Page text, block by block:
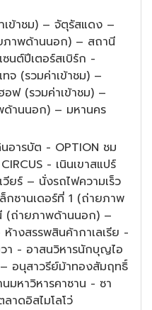
เข้าชม) – จัตุรัสแดง –
ภาพด้านนอก) – สถานี
นต์ปีเตอร์สเบิร์ก -
จ (รวมค่าเข้าชม) –
อฟ (รวมค่าเข้าชม) –
านนอก) – มหานคร
อารบัต - OPTION ชม
- เนินเขาสแปร์
วียร์ – นั่งรถไฟความเร็ว
กซานเดอร์ที่ 1 (ถ่ายภาพ
(ถ่ายภาพด้านนอก) –
างสรรพสินค้ากาเลเรีย -
วา - อาสนวิหารนักบุญไอ
อนุสาวรีย์ม้าทองสัมฤทธิ์
มหาวิหารคาซาน - ซา
าดอิสไมโลโว่